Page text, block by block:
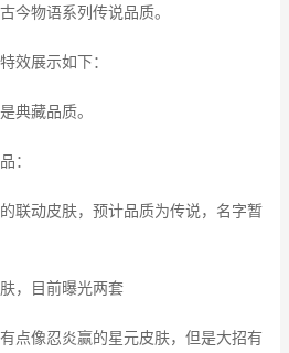
今物语系列传说品质。
效展示如下：
典藏品质。
：
联动皮肤，预计品质为传说，名字暂
，目前曝光两套
点像忍炎赢的星元皮肤，但是大招有